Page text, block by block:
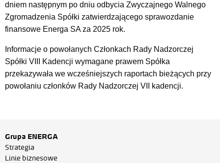
dniem następnym po dniu odbycia Zwyczajnego Walnego
Zgromadzenia Spółki zatwierdzającego sprawozdanie
finansowe Energa SA za 2025 rok.
Informacje o powołanych Członkach Rady Nadzorczej
Spółki VIII Kadencji wymagane prawem Spółka
przekazywała we wcześniejszych raportach bieżących przy
powołaniu członków Rady Nadzorczej VII kadencji.
Grupa ENERGA
Strategia
Linie biznesowe